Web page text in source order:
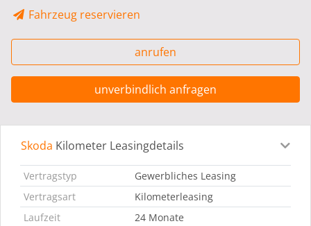
Fahrzeug reservieren
anrufen
unverbindlich anfragen
Leasingdetails Fahrzeugdetails
Skoda Kilometer Leasingdetails
Vertragstyp
Gewerbliches Leasing
Vertragsart
Kilometerleasing
Laufzeit
24 Monate